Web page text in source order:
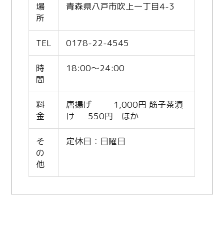
場
所
青森県八戸市吹上一丁目4-3
TEL 0178-22-4545
時
間
18:00～24:00
料
金
唐揚げ 1,000円 筋子茶漬
け 550円 ほか
そ
の
他
定休日：日曜日